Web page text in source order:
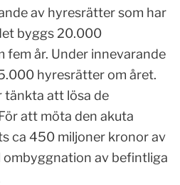
av hyresrätter som har
byggs 20.000
fem år. Under innevarande
hyresrätter om året.
tänkta att lösa de
att möta den akuta
ca 450 miljoner kronor av
av befintliga